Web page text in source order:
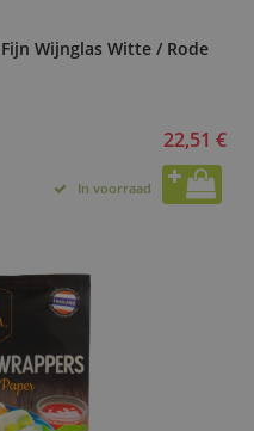
Wijnglas Witte / Rode
22,51 €
In voorraad